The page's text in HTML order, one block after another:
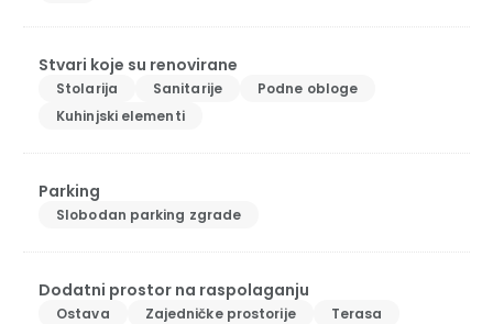
Stvari koje su renovirane
Stolarija Sanitarije
Podne obloge
Kuhinjski elementi
Parking
Slobodan parking zgrade
Dodatni prostor na raspolaganju
Ostava Zajedničke prostorije Terasa